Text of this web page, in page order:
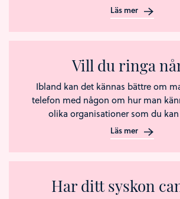
Läs mer
Vill du ringa
Ibland kan det kännas bättre om
telefon med någon om hur man
olika organisationer som du
Läs mer
Har ditt syskon